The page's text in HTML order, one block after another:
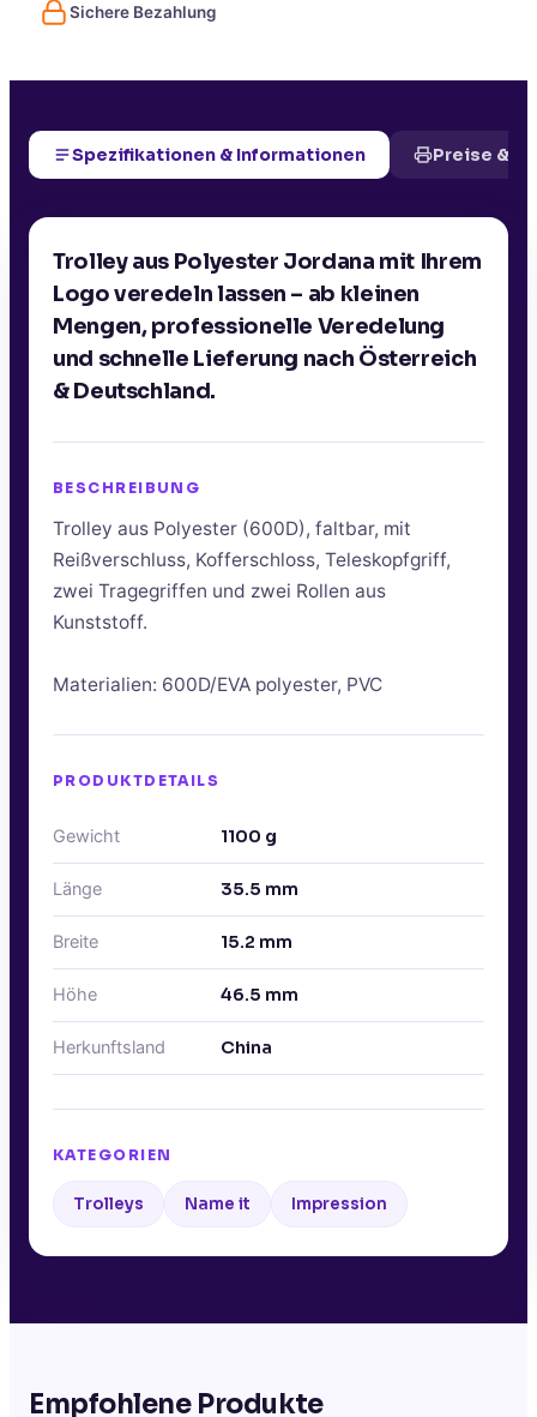
Sichere Bezahlung
Spezifikationen & Informationen Preise &
Trolley aus Polyester Jordana mit Ihrem
Logo veredeln lassen – ab kleinen
Mengen, professionelle Veredelung
und schnelle Lieferung nach Österreich
& Deutschland.
BESCHREIBUNG
Trolley aus Polyester (600D), faltbar, mit
Reißverschluss, Kofferschloss, Teleskopfgriff,
zwei Tragegriffen und zwei Rollen aus
Kunststoff.
Materialien: 600D/EVA polyester, PVC
PRODUKTDETAILS
Gewicht 1100 g
Länge 35.5 mm
Breite 15.2 mm
Höhe 46.5 mm
Herkunftsland China
KATEGORIEN
Trolleys Name it Impression
Empfohlene Produkte